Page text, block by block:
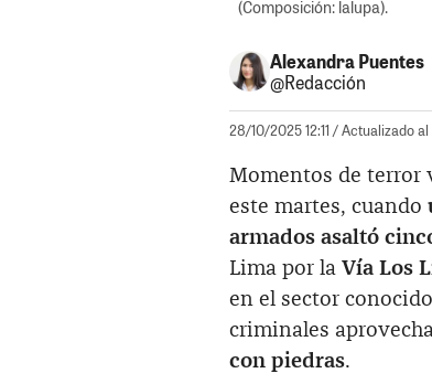
(Composición: lalupa).
Alexandra Puentes
@Redacción
28/10/2025 12:11 / Actualizado al
Momentos de terror
este martes, cuando
armados asaltó
Lima por la Vía Los
en el sector
criminales
con piedras.